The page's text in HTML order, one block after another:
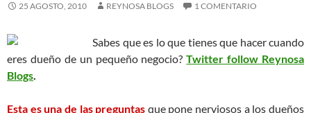
25 AGOSTO, 2010 REYNOSA BLOGS 1 COMENTARIO
Sabes que es lo que tienes que hacer cuando
eres dueño de un pequeño negocio?Twitter follow Reynosa
Blogs.
Esta es una de las preguntas que pone nerviosos a los dueños